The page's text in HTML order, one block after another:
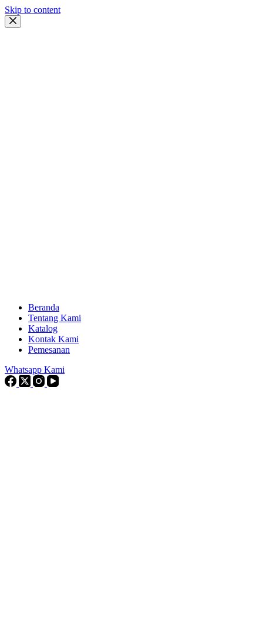
Skip to content
Beranda
Tentang Kami
Katalog
Kontak Kami
Pemesanan
Whatsapp Kami